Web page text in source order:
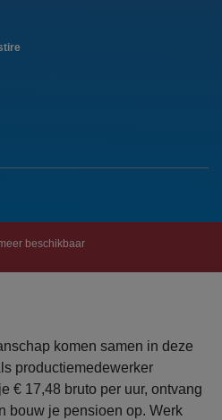
beschikbaar
komen samen in deze
productiemedewerker
€ 17,48 bruto per uur, ontvang
bouw je pensioen op. Werk